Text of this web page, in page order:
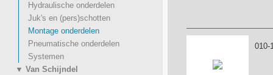
Hydraulische onderdelen
Juk's en (pers)schotten
Montage onderdelen
Pneumatische onderdelen
Systemen
▼ Van Schijndel
010-